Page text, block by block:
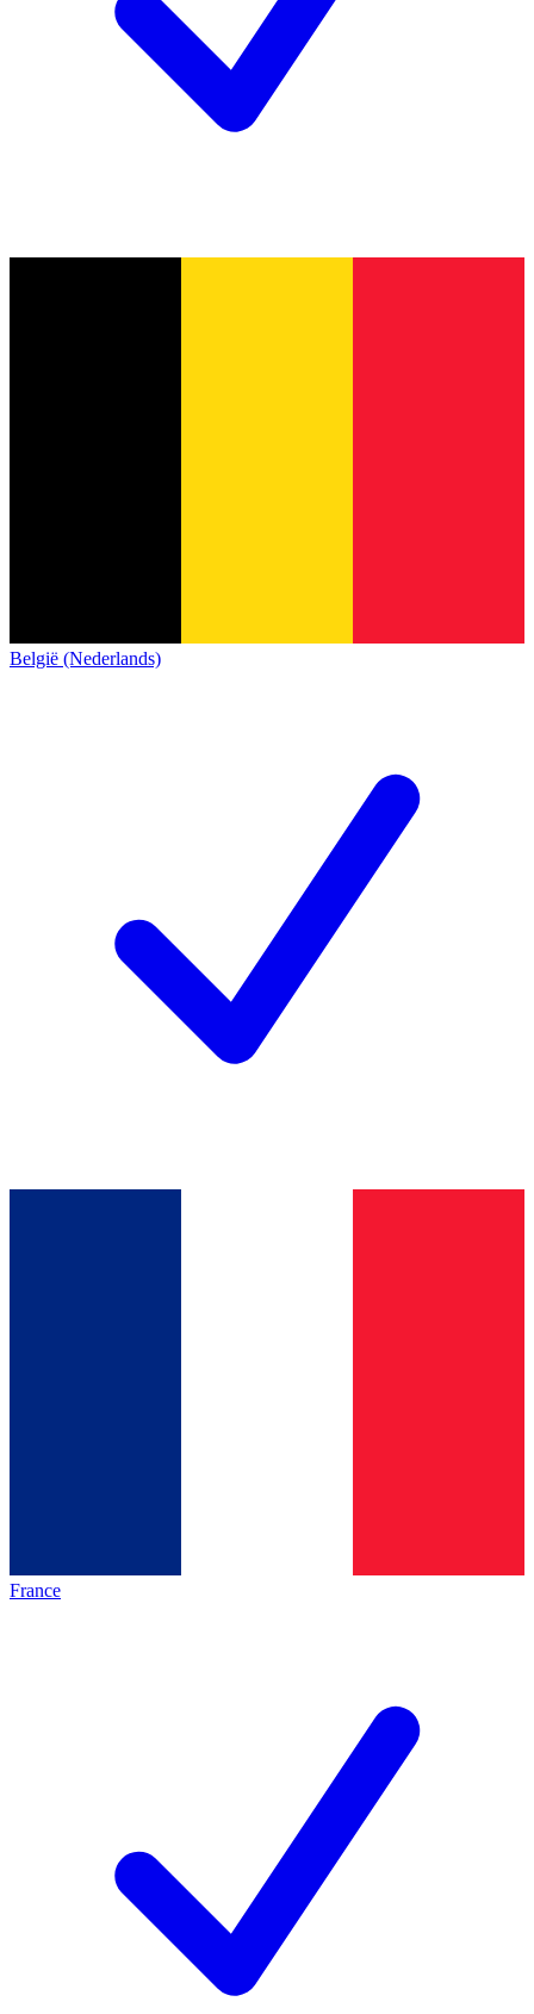
België (Nederlands)
France